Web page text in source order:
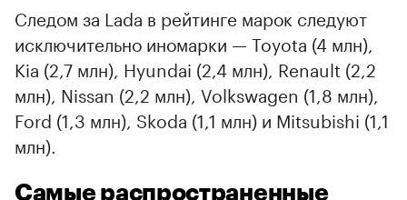
Следом за Lada в рейтинге марок следуют
исключительно иномарки — Toyota (4 млн),
Kia (2,7 млн), Hyundai (2,4 млн), Renault (2,2
млн), Nissan (2,2 млн), Volkswagen (1,8 млн),
Ford (1,3 млн), Skoda (1,1 млн) и Mitsubishi (1,1
млн).
Самые распространенные